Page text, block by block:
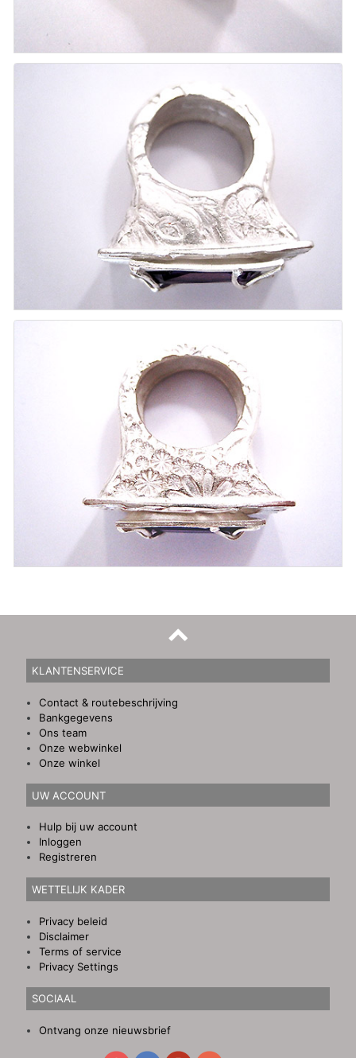
KLANTENSERVICE
Contact & routebeschrijving
Bankgegevens
Ons team
Onze webwinkel
Onze winkel
UW ACCOUNT
Hulp bij uw account
Inloggen
Registreren
WETTELIJK KADER
Privacy beleid
Disclaimer
Terms of service
Privacy Settings
SOCIAAL
Ontvang onze nieuwsbrief